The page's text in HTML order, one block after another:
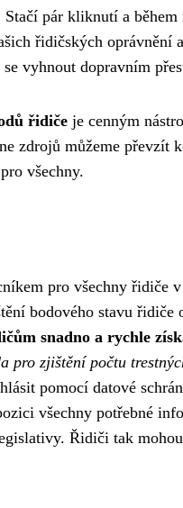
pár kliknutí a
řidičských
vyhnout dopravním
řidiče je cenným
zdrojů můžeme převzít
všechny.
pro všechny
bodového stavu
snadno a rychle
pro zjištění počtu
pomocí datové
všechny potřebné
Řidiči tak